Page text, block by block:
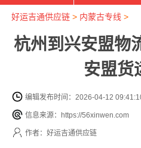
好运吉通供应链> 内蒙古专线 >
杭州到兴安盟物
安盟货
编辑发布时间：2026-04-12
信息来源：https://56xinwen.com
作者：好运吉通供应链